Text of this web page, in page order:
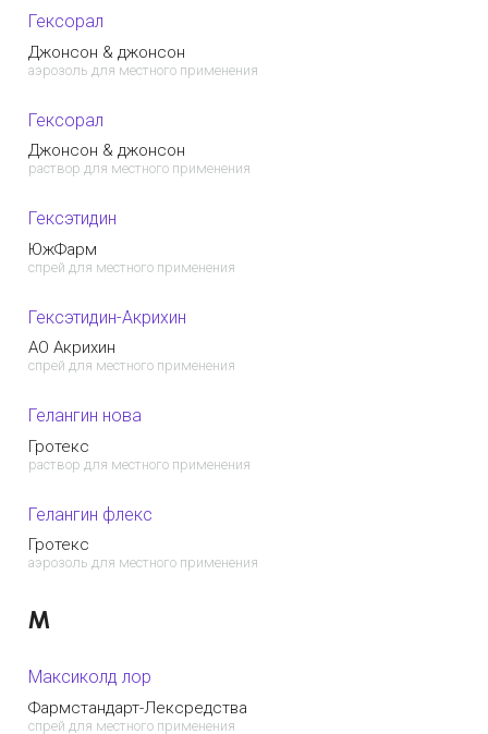
Гексорал
Джонсон & джонсон
аэрозоль для местного применения
Гексорал
Джонсон & джонсон
раствор для местного применения
Гексэтидин
ЮжФарм
спрей для местного применения
Гексэтидин-Акрихин
АО Акрихин
спрей для местного применения
Гелангин нова
Гротекс
раствор для местного применения
Гелангин флекс
Гротекс
аэрозоль для местного применения
М
Максиколд лор
Фармстандарт-Лексредства
спрей для местного применения